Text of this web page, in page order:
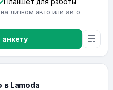
Планшет для работы
личном авто или авто
анкету
в Lamoda